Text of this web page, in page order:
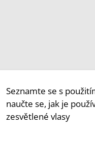
Seznamte se s
naučte se, jak je
zesvětlené vlasy